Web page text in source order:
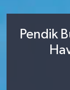
Pendik
Süper Lig
Son